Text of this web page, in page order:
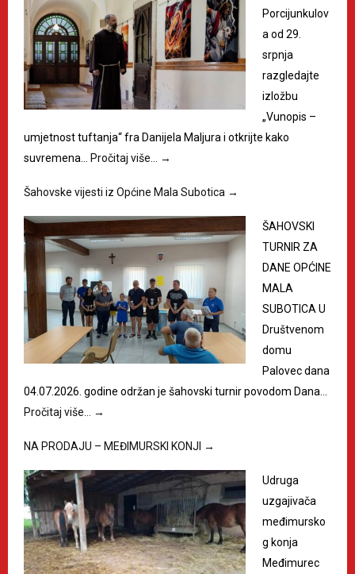
Porcijunkulov
a od 29.
srpnja
razgledajte
izložbu
„Vunopis –
umjetnost tuftanja“ fra Danijela Maljura i otkrijte kako
suvremena…
Pročitaj više… →
Šahovske vijesti iz Općine Mala Subotica →
ŠAHOVSKI
TURNIR ZA
DANE OPĆINE
MALA
SUBOTICA U
Društvenom
domu
Palovec dana
04.07.2026. godine održan je šahovski turnir povodom Dana…
Pročitaj više…
→
NA PRODAJU – MEĐIMURSKI KONJI →
Udruga
uzgajivača
međimursko
g konja
Međimurec